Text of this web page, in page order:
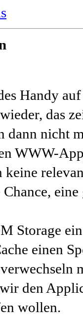
Handy
das
dann nicht
WWW-
Storage
einen
den
wollen.